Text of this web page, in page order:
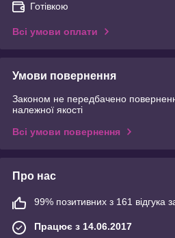
Готівкою
Всі умови оплати
Умови повернення
Законом не передбачено
належної якості
Всі умови повернення
Про нас
99% позитивних з 161 відгука
Працює з 14.06.2017